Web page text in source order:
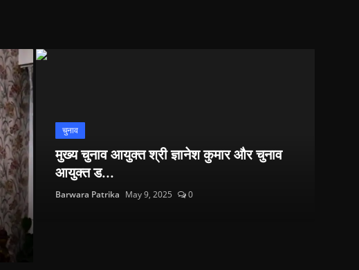
चुनाव
मुख्य चुनाव आयुक्त श्री ज्ञानेश कुमार और चुनाव
आयुक्त ड...
Barwara Patrika May 9, 2025 0